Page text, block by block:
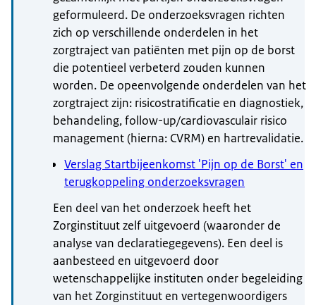
geformuleerd. De onderzoeksvragen richten
zich op verschillende onderdelen in het
zorgtraject van patiënten met pijn op de borst
die potentieel verbeterd zouden kunnen
worden. De opeenvolgende onderdelen van het
zorgtraject zijn: risicostratificatie en diagnostiek,
behandeling, follow-up/cardiovasculair risico
management (hierna: CVRM) en hartrevalidatie.
Verslag Startbijeenkomst 'Pijn op de Borst' en
terugkoppeling onderzoeksvragen
Een deel van het onderzoek heeft het
Zorginstituut zelf uitgevoerd (waaronder de
analyse van declaratiegegevens). Een deel is
aanbesteed en uitgevoerd door
wetenschappelijke instituten onder begeleiding
van het Zorginstituut en vertegenwoordigers